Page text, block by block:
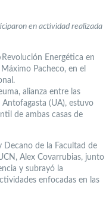
en actividad realizada
Energética en
Pacheco, en el
alianza entre las
(UA), estuvo
de ambas casas de
Decano de la Facultad de
Alex Covarrubias, junto
y subrayó la
enfocadas en las